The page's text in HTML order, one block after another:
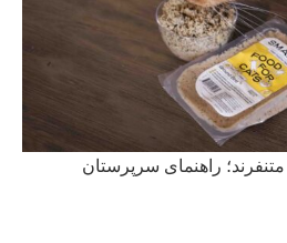
راهنمای سرپرستان